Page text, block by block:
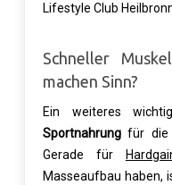
Lifestyle Club
Schneller
machen Sinn?
Ein weiteres
Sportnahrungfür die
Gerade für
Masseaufbau haben,